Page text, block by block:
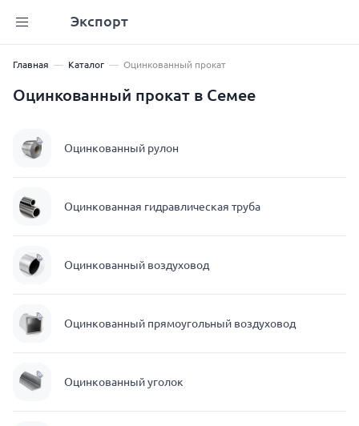
Экспорт
Главная Каталог Оцинкованный прокат
Оцинкованный прокат в Семее
Оцинкованный рулон
Оцинкованная гидравлическая труба
Оцинкованный воздуховод
Оцинкованный прямоугольный воздуховод
Оцинкованный уголок